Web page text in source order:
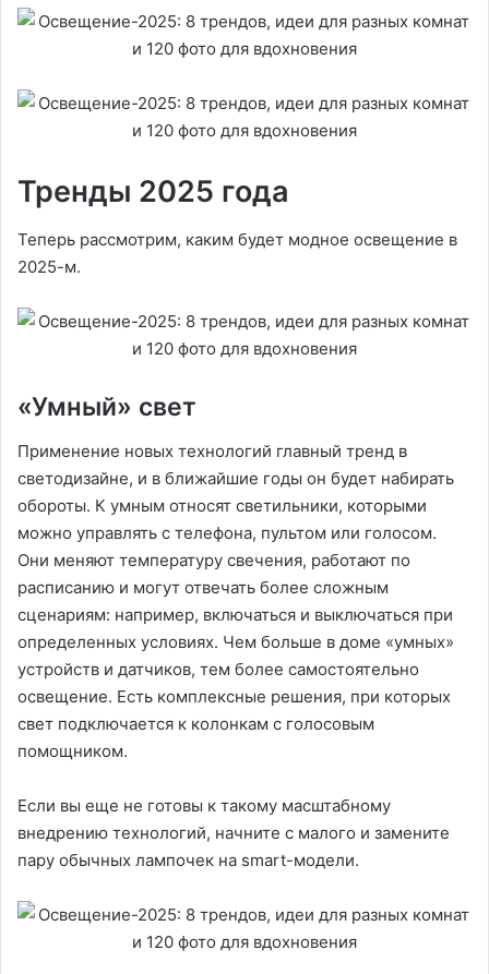
Тренды 2025 года
Теперь рассмотрим, каким будет модное освещение в
2025-м.
«Умный» свет
Применение новых технологий главный тренд в
светодизайне, и в ближайшие годы он будет набирать
обороты. К умным относят светильники, которыми
можно управлять с телефона, пультом или голосом.
Они меняют температуру свечения, работают по
расписанию и могут отвечать более сложным
сценариям: например, включаться и выключаться при
определенных условиях. Чем больше в доме «умных»
устройств и датчиков, тем более самостоятельно
освещение. Есть комплексные решения, при которых
свет подключается к колонкам с голосовым
помощником.
Если вы еще не готовы к такому масштабному
внедрению технологий, начните с малого и замените
пару обычных лампочек на smart-модели.